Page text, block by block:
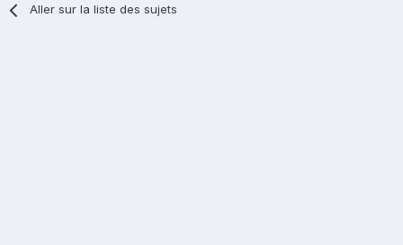
Aller sur la liste des sujets